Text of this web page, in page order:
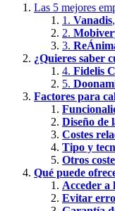
Las 5 mejores
1. Vanadis
2.
3.
¿Quieres saber
4. Fidelis
5.
Factores para
Diseño de
Costes
Tipo y
Otros
Qué puede
Acceder a
Evitar